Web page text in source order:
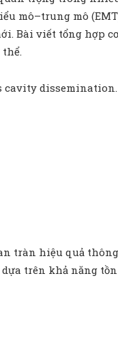
mô–trung mô
Bài viết tổng hợp
cavity dissemination.
tràn hiệu quả
trên khả năng